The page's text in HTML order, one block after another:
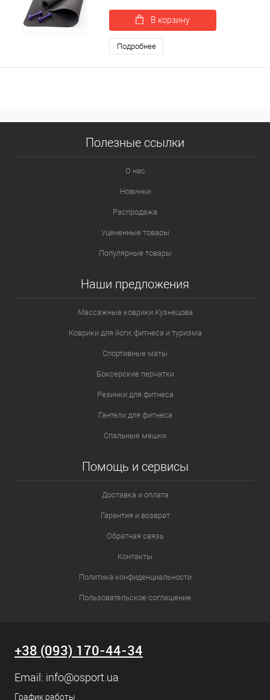
В корзину
Подробнее
Полезные ссылки
О нас
Новинки
Распродажа
Уцененные товары
Популярные товары
Наши предложения
Массажные коврики Кузнецова
Коврики для йоги, фитнеса и туризма
Спортивные маты
Боксерские перчатки
Резинки для фитнеса
Гантели для фитнеса
Спальные мешки
Помощь и сервисы
Доставка и оплата
Гарантия и возврат
Обратная связь
Контакты
Политика конфиденциальности
Пользовательское соглашение
+38 (093) 170-44-34
Email: info@osport.ua
График работы